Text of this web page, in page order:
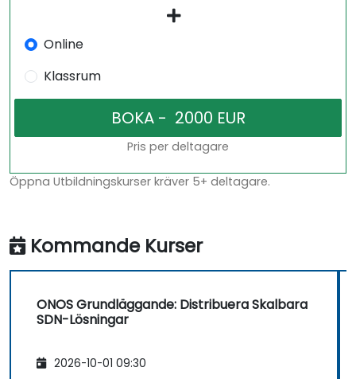
Online
Klassrum
Pris per deltagare
Öppna Utbildningskurser kräver 5+ deltagare.
Kommande Kurser
ONOS Grundläggande: Distribuera Skalbara
SDN-Lösningar
2026-10-01 09:30